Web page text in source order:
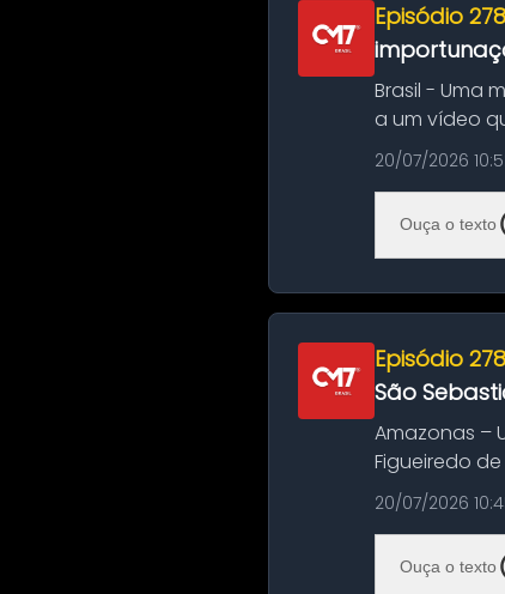
Episódio
Brasil - Uma
a um vídeo
na Bahia. O
20/07/2026
Ouça o texto
Episódio
São
Amazonas –
Figueiredo
Amazonas. A
20/07/2026
Ouça o texto